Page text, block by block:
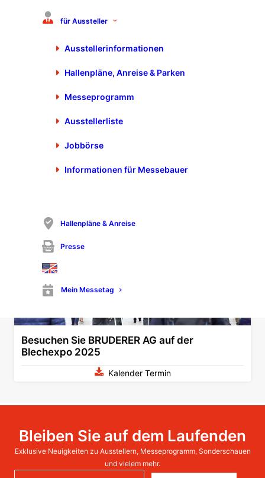
für Aussteller
Ausstellerinformationen
Hallenpläne, Anreise & Parken
Messeprogramm
Ausstellerliste
Jobbörse
Informationen für Messebauer
Hallenpläne & Anreise
Presse
Mein Messetag
Pakethöhe
BRUDERER AG
9320 Frasnacht
https://www.bruderer.com
Besuchen Sie BRUDERER AG auf der
Blechexpo 2025
Kalender Termin
Bleiben Sie auf dem Laufenden
Exklusive Neuigkeiten zu Ausstellern, Messeprogramm, Sonderschauen
und vielem mehr.